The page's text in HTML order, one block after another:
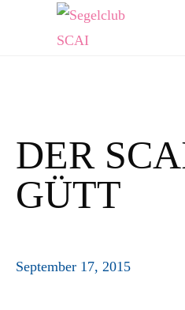
DER
GÜTT
September 17, 2015